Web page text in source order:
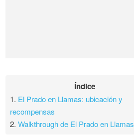
Índice
1. El Prado en Llamas: ubicación y
recompensas
2.Walkthrough de El Prado en Llamas